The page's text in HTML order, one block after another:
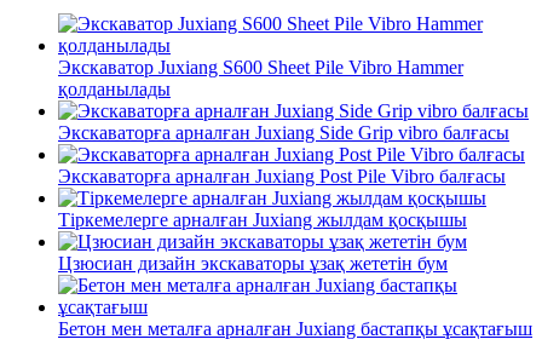
Экскаватор Juxiang S600 Sheet Pile Vibro Hammer
қолданылады
Экскаваторға арналған Juxiang Side Grip vibro балғасы
Экскаваторға арналған Juxiang Post Pile Vibro балғасы
Тіркемелерге арналған Juxiang жылдам қосқышы
Цзюсиан дизайн экскаваторы ұзақ жететін бум
Бетон мен металға арналған Juxiang бастапқы ұсақтағыш